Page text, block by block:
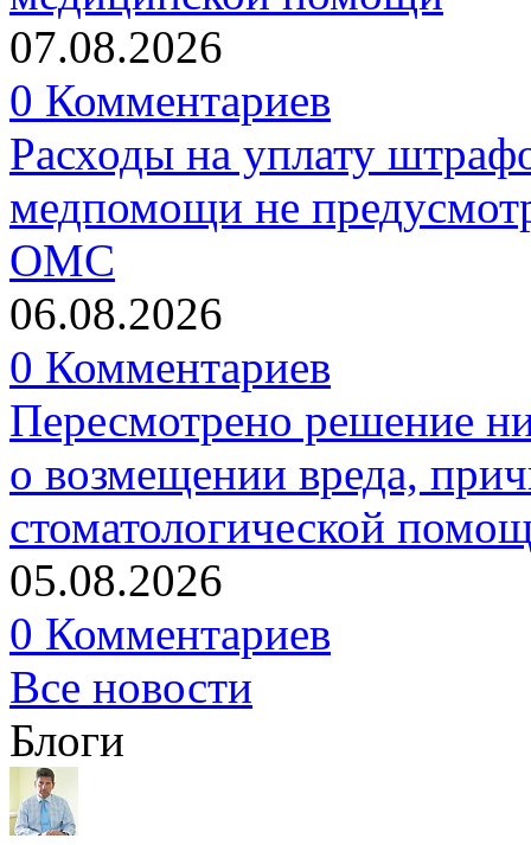
07.08.2026
0 Комментариев
Расходы на уплату
медпомощи не
ОМС
06.08.2026
0 Комментариев
Пересмотрено решение
о возмещении вреда,
стоматологической
05.08.2026
0 Комментариев
Все новости
Блоги